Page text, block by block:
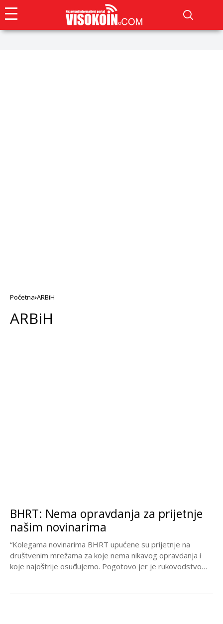
Početna ARBiH
ARBiH
BHRT: Nema opravdanja za prijetnje
našim novinarima
“Kolegama novinarima BHRT upućene su prijetnje na
društvenim mrežama za koje nema nikavog opravdanja i
koje najoštrije osuđujemo. Pogotovo jer je rukovodstvo